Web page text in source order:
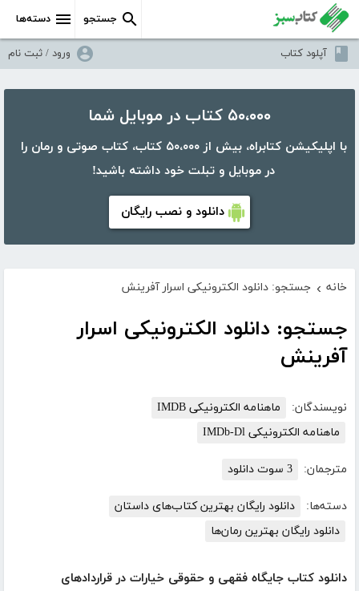
دسته‌ها جستجو
آپلود کتاب ورود / ثبت نام
۵۰،۰۰۰ کتاب در موبایل شما
با اپلیکیشن کتابراه، بیش از ۵۰،۰۰۰ کتاب، کتاب صوتی و رمان را
در موبایل و تبلت خود داشته باشید!
دانلود و نصب رایگان
خانه › جستجو: دانلود الکترونیکی اسرار آفرینش
جستجو: دانلود الکترونیکی اسرار
آفرینش
نویسندگان:
ماهنامه الکترونیکی IMDB
ماهنامه الکترونیکی IMDb-Dl
مترجمان: 3 سوت دانلود
دسته‌ها:
دانلود رایگان بهترین کتاب‌های داستان
دانلود رایگان بهترین رمان‌ها
دانلود کتاب جایگاه فقهی و حقوقی خیارات در قراردادهای